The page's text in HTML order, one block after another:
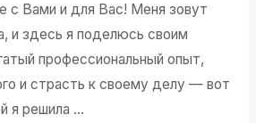
с Вами и для Вас! Меня зовут
и здесь я поделюсь своим
профессиональный опыт,
и страсть к своему делу — вот
я решила …